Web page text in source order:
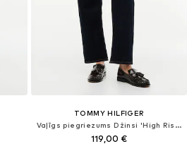
TOMMY HILFIGER
Vaļīgs piegriezums Džinsi 'High Rise Tapered Leg Ankle'
119,00 €